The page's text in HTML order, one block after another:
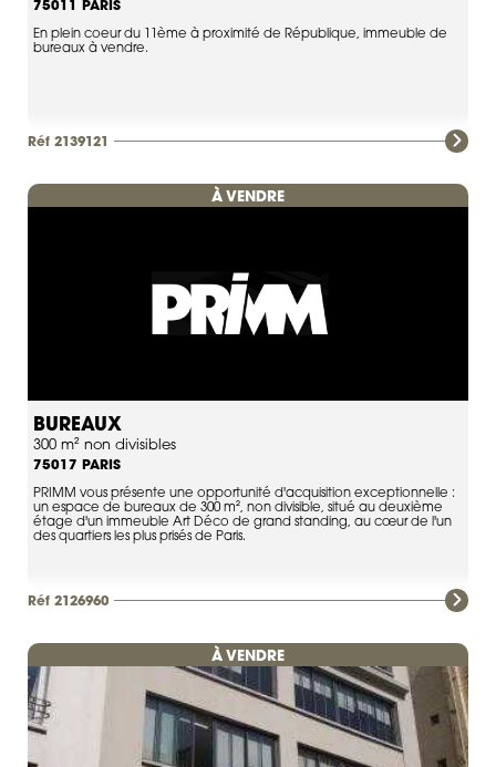
75011 PARIS
En plein coeur du 11ème à proximité de République, immeuble de
bureaux à vendre.
Réf 2139121
À VENDRE
BUREAUX
300 m² non divisibles
75017 PARIS
PRIMM vous présente une opportunité d'acquisition exceptionnelle :
un espace de bureaux de 300 m², non divisible, situé au deuxième
étage d'un immeuble Art Déco de grand standing, au cœur de l'un
des quartiers les plus prisés de Paris.
Réf 2126960
À VENDRE